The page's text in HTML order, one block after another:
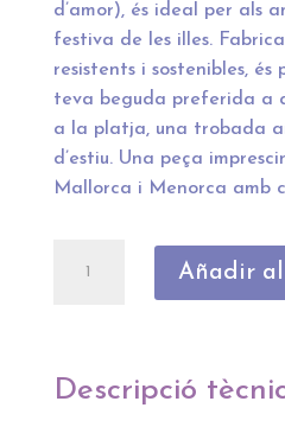
d’amor), és ideal per als
festiva de les illes.
resistents i sostenibles,
teva beguda preferida a
a la platja, una trobada
d’estiu. Una peça
Mallorca i Menorca amb
"Com
pomada"
Añadir
Descripció